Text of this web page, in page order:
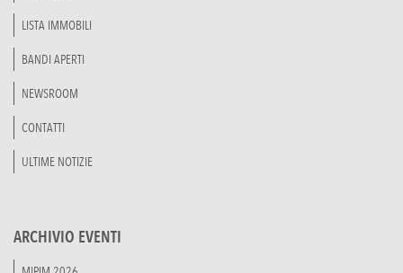
LISTA IMMOBILI
BANDI APERTI
NEWSROOM
CONTATTI
ULTIME NOTIZIE
ARCHIVIO EVENTI